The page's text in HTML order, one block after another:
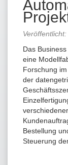
Veröffentlicht:
Das
eine
Forschung
der
Bestellung
Steuerung